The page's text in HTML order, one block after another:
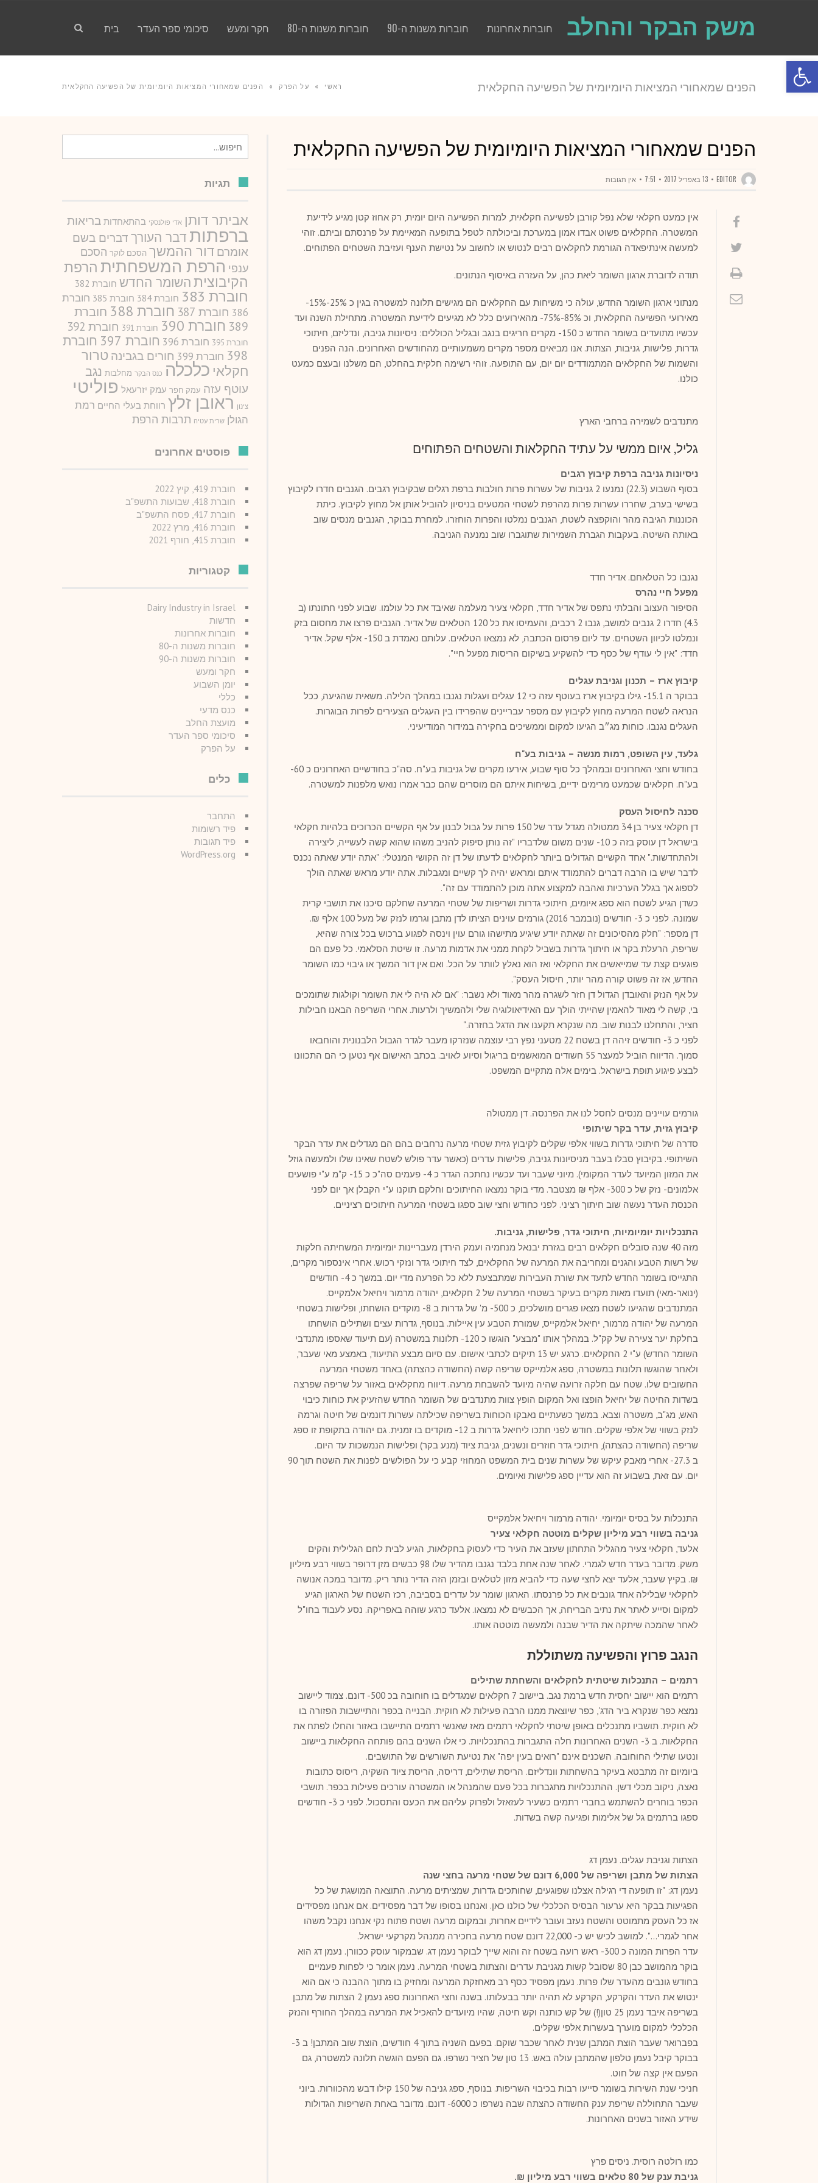
פתח סרגל נגישות
משק הבקר והחלב חוברות אחרונות חוברות משנות ה-90 חוברות משנות ה-80 חקר ומעש סיכומי ספר העדר בית
הפנים שמאחורי המציאות היומיומית של הפשיעה החקלאית ראשי » על הפרק » הפנים שמאחורי המציאות היומיומית של הפשיעה החקלאית
הפנים שמאחורי המציאות היומיומית של הפשיעה החקלאית
EDITOR 13 באפריל 2017 7:51 אין תגובות
אין כמעט חקלאי שלא נפל קורבן לפשיעה חקלאית, למרות הפשיעה היום יומית, רק אחוז קטן מגיע לידיעת
המשטרה. החקלאים פשוט אבדו אמון במערכת וביכולתה לטפל בתופעה המאיימת על פרנסתם וביתם. זוהי
למעשה אינתיפאדה הגורמת לחקלאים רבים לנטוש או לחשוב על נטישת הענף ועזיבת השטחים הפתוחים.
תודה לדוברת ארגון השומר ליאת כהן, על העזרה באיסוף הנתונים.
מנתוני ארגון השומר החדש, עולה כי משיחות עם החקלאים הם מגישים תלונה למשטרה בגין כ 25%-15%-
מאירועי הפשיעה החקלאית, וכ 85%-75%- מהאירועים כלל לא מגיעים לידיעת המשטרה. מתחילת השנה ועד
עכשיו מתועדים בשומר החדש כ 150- מקרים חריגים בנגב ובגליל הכוללים: ניסיונות גניבה, ונדליזם, חיתוכי
גדרות, פלישות, גניבות, הצתות. אנו מביאים מספר מקרים משמעותיים מהחודשים האחרונים. הנה הפנים
והשמות של החקלאים המתמודדים יום יום, עם התופעה. זוהי רשימה חלקית בהחלט, הם משלנו ובעצם כמעט
כולנו.
מתנדבים לשמירה ברחבי הארץ
גליל, איום ממשי על עתיד החקלאות והשטחים הפתוחים
ניסיונות גניבה ברפת קיבוץ רגבים
בסוף השבוע (22.3) נמנעו 2 גניבות של עשרות פרות חולבות ברפת רגלים שבקיבוץ רגבים. הגנבים חדרו לקיבוץ
בשישי בערב, שחררו עשרות פרות מהרפת לשטחי המטעים בניסיון להוביל אותן אל מחוץ לקיבוץ. כיתת
הכוננות הגיבה מהר והוקפצה לשטח, הגנבים נמלטו והפרות הוחזרו. למחרת בבוקר, הגנבים מנסים שוב
באותה השיטה. בעקבות הגברת השמירות שתוגברו שוב נמנעה הגניבה.
נגנבו כל הטלאחם. אדיר חדד
מפעל חיי נהרס
הסיפור העצוב והבלתי נתפס של אדיר חדד, חקלאי צעיר מעלמה שאיבד את כל עולמו. שבוע לפני חתונתו (ב
4.3) חדרו 2 גנבים למושב, גנבו 2 רכבים, והעמיסו את כל 120 הטלאים של אדיר. הגנבים פרצו את מחסום בזק
ונמלטו לכיוון השטחים. עד ליום פרסום הכתבה, לא נמצאו הטלאים. עלותם נאמדת ב 150- אלף שקל. אדיר
חדד: "אין לי עודף של כסף כדי להשקיע בשיקום הריסות מפעל חיי".
קיבוץ ארז – תכנון וגניבת עגלים
בבוקר ה 15.1- גילו בקיבוץ ארז בעוטף עזה כי 12 עגלים ועגלות נגנבו במהלך הלילה. משאית שהגיעה, ככל
הנראה לשטח המרעה מחוץ לקיבוץ עם מספר עבריינים שהפרידו בין העגלים הצעירים לפרות הבוגרות.
העגלים נגנבו. כוחות מג״ב הגיעו למקום וממשיכים בחקירה במידור המודיעיני.
גלעד, עין השופט, רמות מנשה – גניבות בע"ח
בחודש וחצי האחרונים ובמהלך כל סוף שבוע, אירעו מקרים של גניבות בע"ח. סה"כ בחודשיים האחרונים כ 60-
בע"ח. חקלאים שכמעט מרימים ידיים, בשיחות איתם הם מוסרים שהם כבר אמרו נואש מלפנות למשטרה.
סכנה לחיסול העסק
דן חקלאי צעיר בן 34 ממטולה מגדל עדר של 150 פרות על גבול לבנון על אף הקשיים הכרוכים בלהיות חקלאי
בישראל דן עוסק בזה כ 10- שנים משום שלדבריו "זה נותן סיפוק להניב משהו שהוא קשה לעשייה, ליצירה
ולהתחדשות." אחד הקשיים הגדולים ביותר לחקלאים לדעתו של דן זה הקושי המנטלי: "אתה יודע שאתה נכנס
לדבר שיש בו הרבה דברים להתמודד איתם ומראש יהיה לך קשיים ומגבלות. אתה יודע מראש שאתה הולך
לספוג אך בגלל הערכיות ואהבה למקצוע אתה מוכן להתמודד עם זה".
כשדן הגיע לשטח הוא ספג איומים, חיתוכי גדרות ושריפות של שטחי המרעה שחלקם סיכנו את תושבי קרית
שמונה. לפני כ 3- חודשים (נובמבר 2016) גורמים עוינים הציתו לדן מתבן וגרמו לנזק של מעל 100 אלף ₪.
דן מספר: "חלק מהסיכונים זה שאתה יודע שיגיע מתישהו גורם עוין וינסה לפגוע ברכוש בכל צורה שהיא,
שריפה, הרעלת בקר או חיתוך גדרות בשביל לקחת ממני את אדמות מרעה. זו שיטת הסלאמי. כל פעם הם
פוגעים קצת עד שמייאשים את החקלאי ואז הוא נאלץ לוותר על הכל. ואם אין דור המשך או גיבוי כמו השומר
החדש, אז זה פשוט קורה מהר יותר, חיסול העסק".
על אף הנזק והאובדן הגדול דן חזר לשגרה מהר מאוד ולא נשבר: "אם לא היה לי את השומר וקולגות שתומכים
בי, קשה לי מאוד להאמין שהייתי הולך עם האידיאולוגיה שלי ולהמשיך ולרעות. אחרי השריפה הבאנו חבילות
חציר, והתחלנו לבנות שוב. מה שנקרא תקענו את הדגל בחזרה."
לפני כ 3- חודשים זיהה דן בשטח 22 מטעני נפץ רבי עוצמה שנזרקו מעבר לגדר הגבול הלבנונית והוחבאו
סמוך. הדיווח הוביל למעצר 55 חשודים המואשמים בריגול וסיוע לאויב. בכתב האישום אף נטען כי הם התכוונו
לבצע פיגוע תופת בישראל. בימים אלה מתקיים המשפט.
גורמים עויינים מנסים לחסל לנו את הפרנסה. דן ממטולה
קיבוץ גזית, עדר בקר שיתופי
סדרה של חיתוכי גדרות בשווי אלפי שקלים לקיבוץ גזית שטחי מרעה נרחבים בהם הם מגדלים את עדר הבקר
השיתופי. בקיבוץ סבלו בעבר מניסיונות גניבה, פלישות עדרים (כאשר עדר פולש לשטח שאינו שלו ולמעשה גוזל
את המזון המיועד לעדר המקומי). מיוני שעבר ועד עכשיו נחתכה הגדר כ 4- פעמים סה"כ כ 15- ק"מ ע"י פושעים
אלמונים- נזק של כ 300- אלף ₪ מצטבר. מדי בוקר נמצאו החיתוכים וחלקם תוקנו ע"י הקבלן אך יום לפני
הכנסת העדר נעשה שוב חיתוך רציני. לפני כחודש וחצי שוב ספגו בשטחי המרעה חיתוכים רציניים.
התנכלויות יומיומיות, חיתוכי גדר, פלישות, גניבות.
מזה 40 שנה סובלים חקלאים רבים בגזרת יבנאל מנחמיה ועמק הירדן מעבריינות יומיומית המשחיתה חלקות
של רשות הטבע והגנים ומחריבה את המרעה של החקלאים, לצד חיתוכי גדר ונזקי רכוש. אחרי אינספור מקרים,
התגייסו בשומר החדש לתעד את שורת העבירות שמתבצעת ללא כל הפרעה מדי יום. במשך כ 4- חודשים
(ינואר-מאי) תועדו מאות מקרים בעיקר בשטחי המרעה של 2 חקלאים, יהודה מרמור ויחיאל אלמקייס.
המתנדבים שהגיעו לשטח מצאו פגרים מושלכים, כ 500- מ' של גדרות ב 8- מוקדים הושחתו, ופלישות בשטחי
המרעה של יהודה מרמור, יחיאל אלמקייס, שמורת הטבע עין איילות. בנוסף, גדרות עצים ושתילים הושחתו
בחלקת יער צעירה של קק"ל. במהלך אותו "מבצע" הוגשו כ 120- תלונות במשטרה (עם תיעוד שאספו מתנדבי
השומר החדש) ע"י 2 החקלאים. כרגע יש 13 תיקים לכתבי אישום. עם סיום מבצע התיעוד, באמצע מאי שעבר,
ולאחר שהוגשו תלונות במשטרה, ספג אלמייקס שריפה קשה (החשודה כהצתה) באחד משטחי המרעה
החשובים שלו. שטח עם חלקה זרועה שהיה מיועד להשבחת מרעה. דיווח מחקלאים באזור על שריפה שפרצה
בשדות החיטה של יחיאל הופצו ואל המקום הופץ צוות מתנדבים של השומר החדש שהזעיק את כוחות כיבוי
האש, מג"ב, משטרה וצבא. במשך כשעתיים נאבקו הכוחות בשריפה שכילתה עשרות דונמים של חיטה וגרמה
לנזק בשווי של אלפי שקלים. חודש לפני חתכו ליחיאל גדרות ב 12- מוקדים בו זמנית. גם יהודה בתקופת זו ספג
שריפה (החשודה כהצתה), חיתוכי גדר חוזרים ונשנים, גניבת ציוד (מנע בקר) ופלישות הנמשכות עד היום.
ב 27.3- אחרי מאבק עיקש של עשרות שנים בית המשפט המחוזי קבע כי על הפולשים לפנות את השטח תוך 90
יום. עם זאת, בשבוע זה הוא עדיין ספג פלישות ואיומים.
התנכלות על בסיס יומיומי. יהודה מרמור ויחיאל אלמקייס
גניבה בשווי רבע מיליון שקלים מוטטה חקלאי צעיר
אלעד, חקלאי צעיר מהגליל התחתון שעזב את העיר כדי לעסוק בחקלאות, הגיע לבית לחם הגלילית והקים
משק. מדובר בעדר חדש לגמרי. לאחר שנה אחת בלבד נגנבו מהדיר שלו 98 כבשים מזן דרופר בשווי רבע מיליון
₪. בקיץ שעבר, אלעד יצא לחצי שעה כדי להביא מזון לטלאים ובזמן הזה הדיר נותר ריק. מדובר במכה אנושה
לחקלאי שבלילה אחד גונבים את כל פרנסתו. הארגון שומר על עדרים בסביבה, רכז השטח של הארגון הגיע
למקום וסייע לאתר את נתיב הבריחה, אך הכבשים לא נמצאו. אלעד כרגע שוהה באפריקה. נסע לעבוד בחו"ל
לאחר שהמכה שיתקה את הדיר שבנה ולמעשה מוטטה אותו.
הנגב פרוץ והפשיעה משתוללת
רתמים – התנכלות שיטתית לחקלאים והשחתת שתילים
רתמים הוא יישוב יחסית חדש ברמת נגב. ביישוב 7 חקלאים שמגדלים בו חוחובה בכ 500- דונם. צמוד ליישוב
נמצא כפר שנקרא ביר הדג', כפר שיוצאת ממנו הרבה פעילות לא חוקית. הבנייה בכפר והתיישבות הפזורה בו
לא חוקית. תושביו מתנכלים באופן שיטתי לחקלאי רתמים מאז שאנשי רתמים התיישבו באזור והחלו לפתח את
החקלאות. ב 3- השנים האחרונות חלה התגברות בהתנכלויות. כי אלו השנים בהם פותחה החקלאות ביישוב
ונטעו שתילי החוחובה. השכנים אינם "רואים בעין יפה" את נטיעת השורשים של התושבים.
ביומיום זה מתבטא בעיקר בהשחתות וונדליזם. הריסת שתילים, דריסה, הריסת ציוד השקיה, ריסוס כתובות
נאצה, ניקוב מכלי דשן. ההתנכלויות מתגברות בכל פעם שהמנהל או המשטרה עורכים פעילות בכפר. תושבי
הכפר בוחרים להשתמש בחברי רתמים כשעיר לעזאזל ולפרוק עליהם את הכעס והתסכול. לפני כ 3- חודשים
ספגו ברתמים גל של אלימות ופגיעה קשה בשדות.
הצתות וגניבת עגלים. נעמן דג
הצתות של מתבן ושריפה של 6,000 דונם של שטחי מרעה בחצי שנה
נעמן דג: "זו תופעה די רגילה אצלנו שפוגעים, שחותכים גדרות, שמציתים מרעה. התוצאה המושגת של כל
הפגיעות בבקר היא ערעור הבסיס הכלכלי של כולנו כאן. ואנחנו בסופו של דבר מפסידים. אם אנחנו מפסידים
אז כל העסק מתמוטט והשטח נעזב ועובר לידיים אחרות, ובמקום מרעה ושטח פתוח נקי אנחנו נקבל משהו
אחר לגמרי…". למושב לכיש יש כ- 22,000 דונם שטח מרעה בחכירה ממנהל מקרקעי ישראל.
עדר הפרות המונה כ 300- ראש רועה בשטח זה והוא שייך לבוקר נעמן דג. שבמקור עוסק ככוורן. נעמן דג הוא
בוקר מהמושב כבן 80 שסובל קשות מגניבת עדרים והצתות בשטחי המרעה. נעמן אומר כי לפחות פעמיים
בחודש גונבים מהעדר שלו פרות. נעמן מפסיד כסף רב מאחזקת המרעה ומחזיק בו מתוך ההבנה כי אם הוא
ינטוש את העדר והקרקע, הקרקע לא תהיה יותר בבעלותו. בשנה וחצי האחרונות ספג נעמן 2 הצתות של מתבן
בשריפה איבד נעמן 25 טון(!) של קש כותנה וקש חיטה, שהיו מיועדים להאכיל את המרעה במהלך החורף והנזק
הכלכלי למקום מוערך בעשרות אלפי שקלים.
בפברואר שעבר הוצת המתבן שנית לאחר שכבר שוקם. בפעם השניה בתוך 4 חודשים, הוצת שוב המתבן! ב 3-
בבוקר קיבל נעמן טלפון שהמתבן עולה באש. 13 טון של חציר נשרפו. גם הפעם הוגשה תלונה למשטרה, גם
הפעם אין קצה של חוט.
חניכי שנת השירות בשומר סייעו רבות בכיבוי השריפות. בנוסף, ספג גניבה של 150 קילו דבש מהכוורות. ביוני
שעבר התחוללה שריפת ענק החשודה כהצתה שבה נשרפו כ 6000- דונם. מדובר באחת השריפות הגדולות
שידע האזור בשנים האחרונות.
כמו רולטה רוסית. ניסים פרץ
גניבת ענק של 80 טלאים בשווי רבע מיליון ₪.
עבור:
תגיות
אביתר דותן אדי פולנסקי בהתאחדות בריאות
ברפתות דבר העורך דברים בשם
אומרם דור ההמשך הסכם לוקר הסכם
ענפי הרפת המשפחתית הרפת
הקיבוציתהשומר החדש חוברת 382
חוברת 383 חוברת 384 חוברת 385
חוברת
386 חוברת 387 חוברת 388
חוברת
389 חוברת 390 חוברת 391 חוברת 392
חוברת 395 חוברת 396 חוברת 397
חוברת
398 חוברת 399 חורים בגבינה טרור
חקלאי כלכלה כנס הבקר מחלבות נגב
עוטף עזה עמק חפר עמק יזרעאל פוליטי
צינון ראובן זלץ רווחת בעלי החיים רמת
הגולן שרית עטיה תרבות הרפת
פוסטים אחרונים
חוברת 419, קיץ 2022
חוברת 418, שבועות התשפ"ב
חוברת 417, פסח התשפ"ב
חוברת 416, מרץ 2022
חוברת 415, חורף 2021
קטגוריות
Dairy Industry in Israel
חדשות
חוברות אחרונות
חוברות משנות ה-80
חוברות משנות ה-90
חקר ומעש
יומן השבוע
כללי
כנס מדעי
מועצת החלב
סיכומי ספר העדר
על הפרק
כלים
התחבר
פיד רשומות
פיד תגובות
WordPress.org